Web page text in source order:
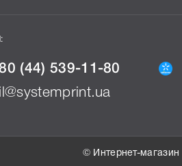
(44) 539-11-80
© Интернет-магазин